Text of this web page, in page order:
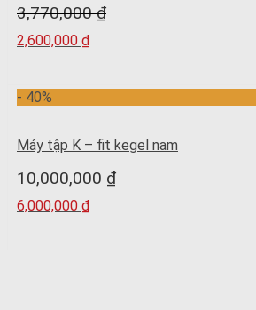
3,770,000₫
2,600,000 ₫
- 40%
Máy tập K – fit kegel nam
10,000,000₫
6,000,000 ₫